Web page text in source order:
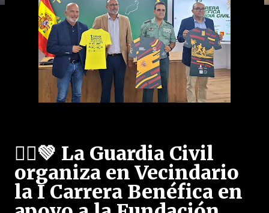
🏃‍♂️💚 La Guardia Civil
organiza en Vecindario
la I Carrera Benéfica en